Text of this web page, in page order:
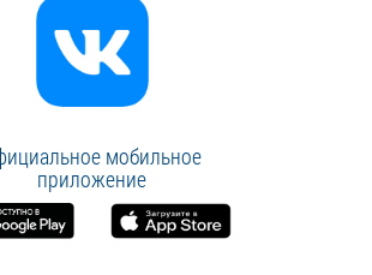
мобильное
приложение